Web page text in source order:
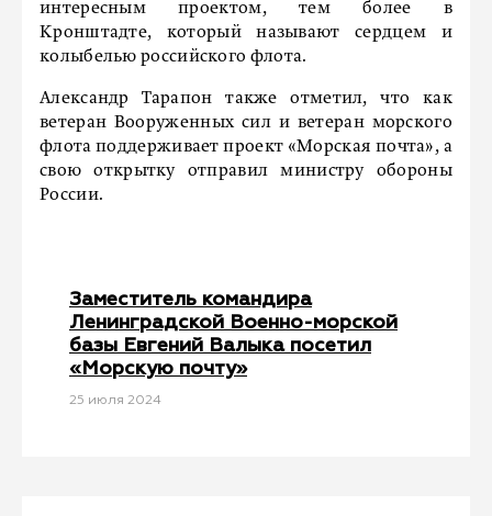
интересным проектом, тем более в
Кронштадте, который называют сердцем и
колыбелью российского флота.
Александр Тарапон также отметил, что как
ветеран Вооруженных сил и ветеран морского
флота поддерживает проект «Морская почта», а
свою открытку отправил министру обороны
России.
Заместитель командира
Ленинградской Военно-морской
базы Евгений Валыка посетил
«Морскую почту»
25 июля 2024